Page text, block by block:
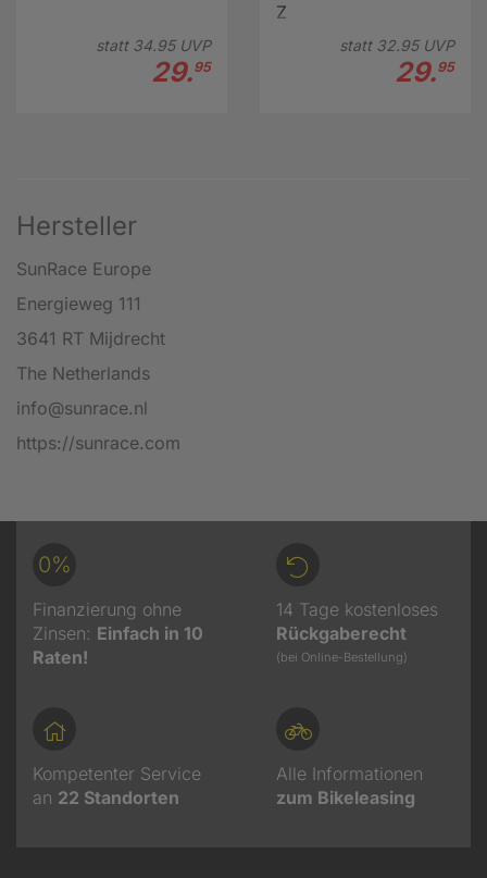
statt 34.95UVP
29.95
Z
statt 32.95UVP
29.95
Hersteller
SunRace Europe
Energieweg 111
3641 RT Mijdrecht
The Netherlands
info@sunrace.nl
https://sunrace.com
0%
Finanzierung ohne
Zinsen: Einfach in 10
Raten!
14 Tage kostenloses
Rückgaberecht
(bei Online-Bestellung)
Kompetenter Service
an 22 Standorten
Alle Informationen
zum Bikeleasing